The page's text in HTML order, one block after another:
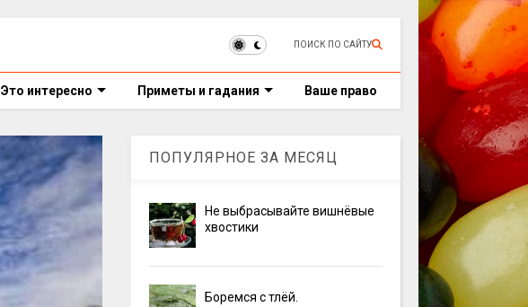
ПОИСК ПО САЙТУ
Это интересно Приметы и гадания Ваше право
ПОПУЛЯРНОЕ ЗА МЕСЯЦ
Не выбрасывайте вишнёвые
хвостики
Боремся с тлёй.